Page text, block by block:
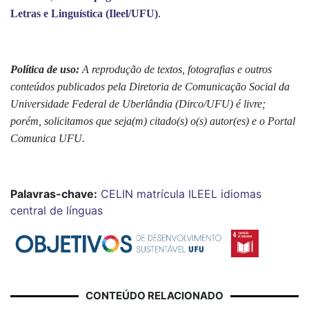
Letras e Linguística (Ileel/UFU).
Política de uso: A reprodução de textos, fotografias e outros
conteúdos publicados pela Diretoria de Comunicação Social da
Universidade Federal de Uberlândia (Dirco/UFU) é livre;
porém, solicitamos que seja(m) citado(s) o(s) autor(es) e o Portal
Comunica UFU.
Palavras-chave: CELIN matrícula ILEEL idiomas
central de línguas
CONTEÚDO RELACIONADO